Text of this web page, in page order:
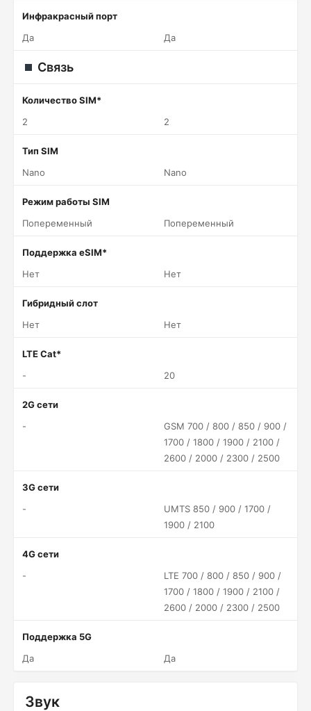
Инфракрасный порт
Да
Да
Связь
Количество SIM*
2
2
Тип SIM
Nano
Nano
Режим работы SIM
Попеременный
Попеременный
Поддержка eSIM*
Нет
Нет
Гибридный слот
Нет
Нет
LTE Cat*
-
20
2G сети
-
GSM 700 / 800 / 850 / 900 /
1700 / 1800 / 1900 / 2100 /
2600 / 2000 / 2300 / 2500
3G сети
-
UMTS 850 / 900 / 1700 /
1900 / 2100
4G сети
-
LTE 700 / 800 / 850 / 900 /
1700 / 1800 / 1900 / 2100 /
2600 / 2000 / 2300 / 2500
Поддержка 5G
Да
Да
Звук